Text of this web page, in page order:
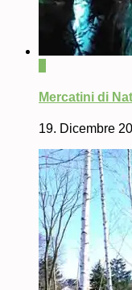
Mercatini di
19. Dicembre